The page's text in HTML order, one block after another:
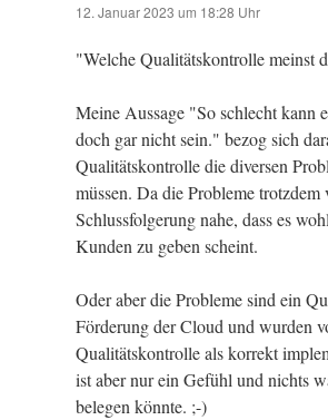
12. Januar 2023 um 18:28 Uhr
"Welche Qualitätskontrolle meinst
Meine Aussage "So schlecht kann
doch gar nicht sein." bezog sich
Qualitätskontrolle die diversen
müssen. Da die Probleme
Schlussfolgerung nahe, dass es
Kunden zu geben scheint.
Oder aber die Probleme sind ein
Förderung der Cloud und wurden
Qualitätskontrolle als korrekt
ist aber nur ein Gefühl und nichts
belegen könnte. ;-)